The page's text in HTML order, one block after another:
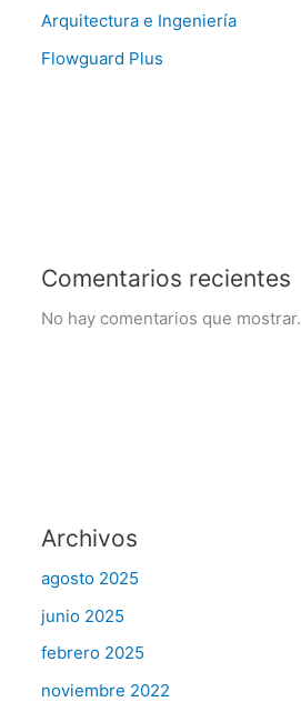
Arquitectura e Ingeniería
Flowguard Plus
Comentarios recientes
No hay comentarios que mostrar.
Archivos
agosto 2025
junio 2025
febrero 2025
noviembre 2022